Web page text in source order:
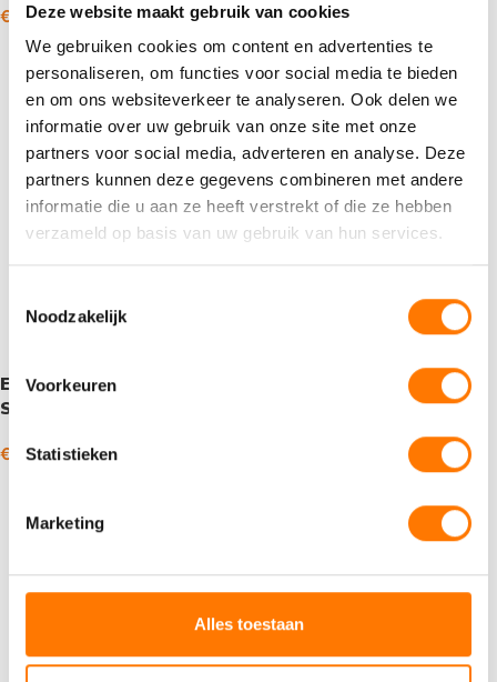
Deze website maakt gebruik van cookies
We gebruiken cookies om content en advertenties te
personaliseren, om functies voor social media te bieden
en om ons websiteverkeer te analyseren. Ook delen we
informatie over uw gebruik van onze site met onze
partners voor social media, adverteren en analyse. Deze
partners kunnen deze gegevens combineren met andere
informatie die u aan ze heeft verstrekt of die ze hebben
verzameld op basis van uw gebruik van hun services.
Noodzakelijk
Voorkeuren
Statistieken
Marketing
Alles toestaan
€ 12,78 -€463,48 incl. BTW
Opties selecteren
€118,37 incl. BTW
Toevoegen aan winkelwagen
Eurol Remvloeistof DOT 5
Silic
€ 17,13 -€2.123,55
Eurol Remvloeistof DOT
incl. BTW